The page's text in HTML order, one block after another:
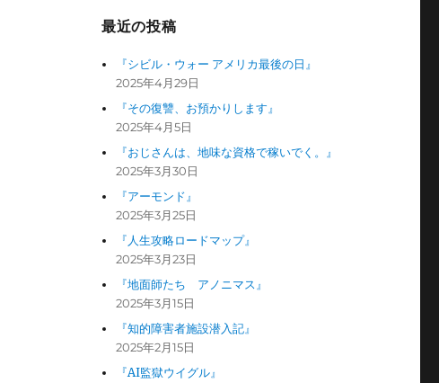
最近の投稿
『シビル・ウォー アメリカ最後の日』
2025年4月29日
『その復讐、お預かりします』
2025年4月5日
『おじさんは、地味な資格で稼いでく。』
2025年3月30日
『アーモンド』
2025年3月25日
『人生攻略ロードマップ』
2025年3月23日
『地面師たち アノニマス』
2025年3月15日
『知的障害者施設潜入記』
2025年2月15日
『AI監獄ウイグル』